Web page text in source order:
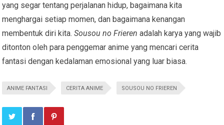
yang segar tentang perjalanan hidup, bagaimana kita
menghargai setiap momen, dan bagaimana kenangan
membentuk diri kita.Sousou no Frieren adalah karya yang wajib
ditonton oleh para penggemar anime yang mencari cerita
fantasi dengan kedalaman emosional yang luar biasa.
ANIME FANTASI CERITA ANIME SOUSOU NO FRIEREN